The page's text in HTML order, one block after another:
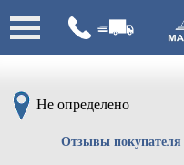
Не определено
Отзывы покупателя